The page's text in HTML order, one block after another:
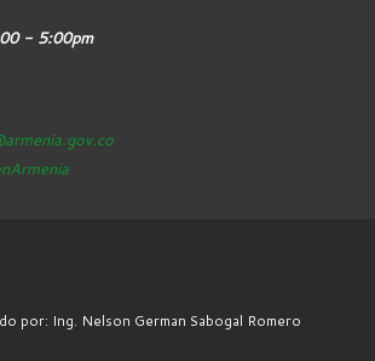
- 5:00pm
por: Ing. Nelson German Sabogal Romero